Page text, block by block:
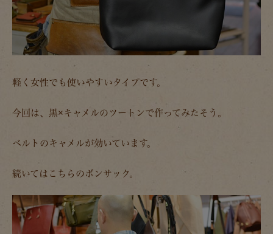
軽く女性でも使いやすいタイプです。
今回は、黒×キャメルのツートンで作ってみたそう。
ベルトのキャメルが効いています。
続いてはこちらのボンサック。